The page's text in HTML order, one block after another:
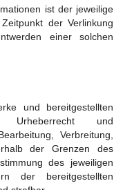
ist der jeweilige
der Verlinkung
einer solchen
und bereitgestellten
Urheberrecht und
Verbreitung,
der Grenzen des
des jeweiligen
der bereitgestellten